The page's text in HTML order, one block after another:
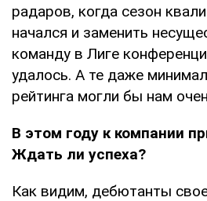
радаров, когда сезон
начался и заменить
команду в Лиге
удалось. А те даже
рейтинга могли бы нам
В этом году к компании
Ждать ли успеха?
Как видим, дебютанты